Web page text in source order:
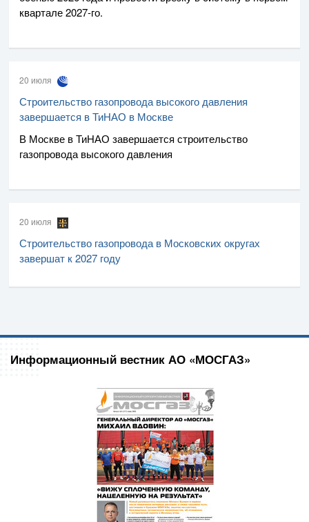
квартале2027-го.
20 июля
Строительство газопровода высокого давления
завершается в ТиНАО в Москве
В Москве в ТиНАО завершается строительство
газопровода высокого давления
20 июля
Строительство газопровода в Московских округах
завершат к 2027 году
Информационный вестник АО «МОСГАЗ»